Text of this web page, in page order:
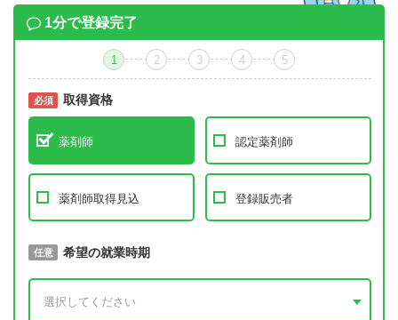
1分で登録完了
1 2 3 4 5
必須 取得資格
薬剤師 認定薬剤師
薬剤師取得見込 登録販売者
必須 取得予定年
任意 希望の就業時期